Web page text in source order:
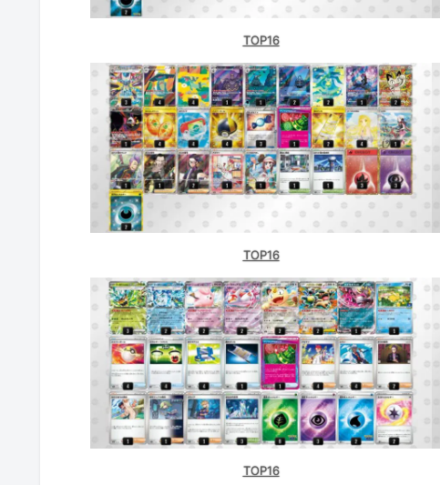
竜星のPAO 大宮店（埼玉）
竜星の嵐 名古屋店（愛知）
トレカショップVOW（滋賀）
CARDSHOPラリアット！（宮崎）
TOP16
TOP16
TOP16